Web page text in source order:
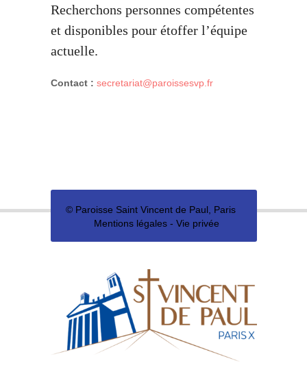
Recherchons personnes compétentes
et disponibles pour étoffer l’équipe
actuelle.
Contact : secretariat@paroissesvp.fr
© Paroisse Saint Vincent de Paul, Paris
Mentions légales- Vie privée